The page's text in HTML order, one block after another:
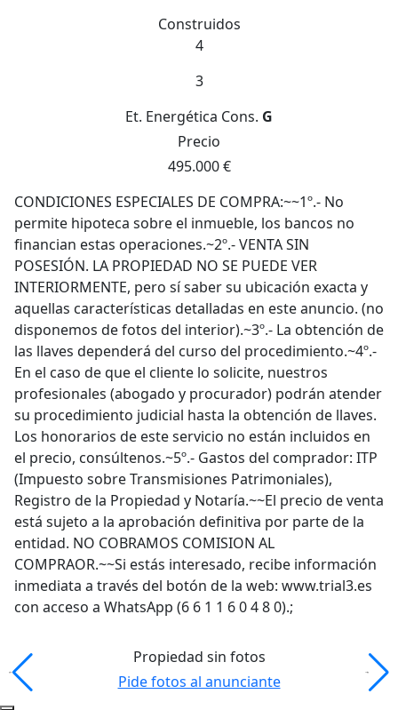
Construidos
4
3
Et. Energética Cons. G
Precio
495.000 €
CONDICIONES ESPECIALES DE COMPRA:~~1º.- No
permite hipoteca sobre el inmueble, los bancos no
financian estas operaciones.~2º.- VENTA SIN
POSESIÓN. LA PROPIEDAD NO SE PUEDE VER
INTERIORMENTE, pero sí saber su ubicación exacta y
aquellas características detalladas en este anuncio. (no
disponemos de fotos del interior).~3º.- La obtención de
las llaves dependerá del curso del procedimiento.~4º.-
En el caso de que el cliente lo solicite, nuestros
profesionales (abogado y procurador) podrán atender
su procedimiento judicial hasta la obtención de llaves.
Los honorarios de este servicio no están incluidos en
el precio, consúltenos.~5º.- Gastos del comprador: ITP
(Impuesto sobre Transmisiones Patrimoniales),
Registro de la Propiedad y Notaría.~~El precio de venta
está sujeto a la aprobación definitiva por parte de la
entidad. NO COBRAMOS COMISION AL
COMPRAOR.~~Si estás interesado, recibe información
inmediata a través del botón de la web: www.trial3.es
con acceso a WhatsApp (6 6 1 1 6 0 4 8 0).;
Propiedad sin fotos
Pide fotos al anunciante